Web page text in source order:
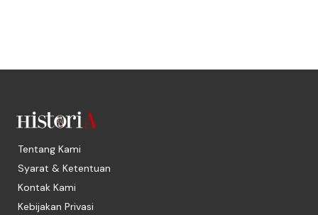
Tentang Kami
Syarat & Ketentuan
Kontak Kami
Kebijakan Privasi